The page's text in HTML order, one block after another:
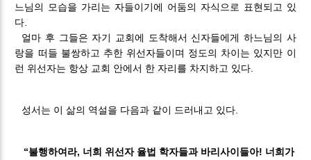
느님의 모습을 가리는 자들이기에 어둠의 자식으로 표현되고 있
다.
얼마 후 그들은 자기 교회에 도착해서 신자들에게 하느님의 사
랑을 떠들 불쌍하고 추한 위선자들이며 정도의 차이는 있지만 이
런 위선자는 항상 교회 안에서 한 자리를 차지하고 있다.
성서는 이 삶의 역설을 다음과 같이 드러내고 있다.
“불행하여라, 너희 위선자 율법 학자들과 바리사이들아! 너희가